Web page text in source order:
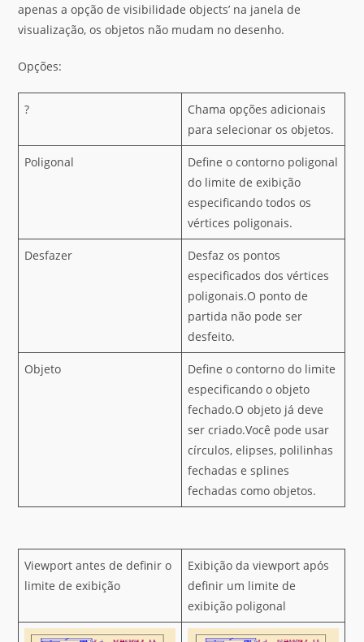
apenas a opção de visibilidade objects’ na janela de
visualização, os objetos não mudam no desenho.
Opções:
?
Chama opções adicionais
para selecionar os objetos.
Poligonal
Define o contorno poligonal
do limite de exibição
especificando todos os
vértices poligonais.
Desfazer
Desfaz os pontos
especificados dos vértices
poligonais.O ponto de
partida não pode ser
desfeito.
Objeto
Define o contorno do limite
especificando o objeto
fechado.O objeto já deve
ser criado.Você pode usar
círculos, elipses, polilinhas
fechadas e splines
fechadas como objetos.
Viewport antes de definir o
limite de exibição
Exibição da viewport após
definir um limite de
exibição poligonal